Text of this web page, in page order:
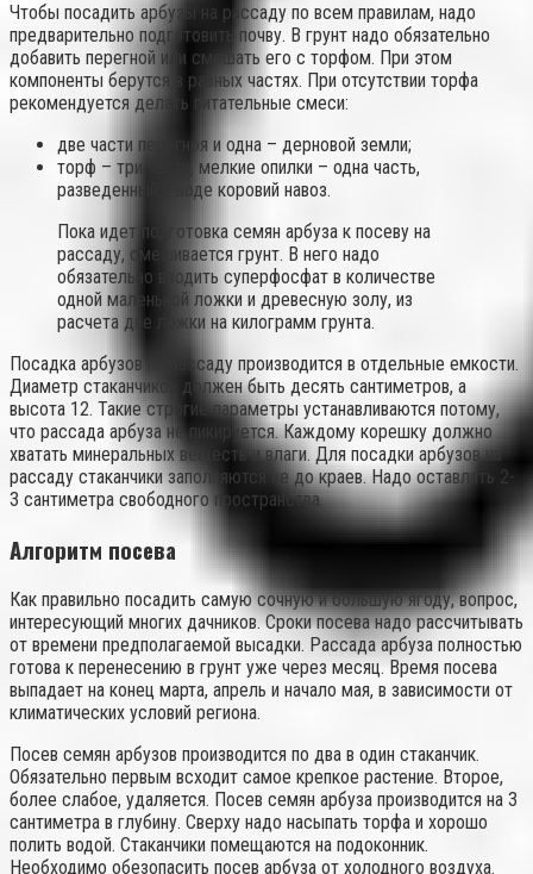
Чтобы посадить арбузы на рассаду по всем правилам, надо
предварительно подготовить почву. В грунт надо обязательно
добавить перегной или смешать его с торфом. При этом
компоненты берутся в равных частях. При отсутствии торфа
рекомендуется делать питательные смеси:
две части перегноя и одна – дерновой земли;
торф – три части, мелкие опилки – одна часть,
разведенный в воде коровий навоз.
Пока идет подготовка семян арбуза к посеву на
рассаду, смешивается грунт. В него надо
обязательно вводить суперфосфат в количестве
одной маленькой ложки и древесную золу, из
расчета две ложки на килограмм грунта.
Посадка арбузов на рассаду производится в отдельные емкости.
Диаметр стаканчиков должен быть десять сантиметров, а
высота 12. Такие строгие параметры устанавливаются потому,
что рассада арбуза не пикируется. Каждому корешку должно
хватать минеральных веществ и влаги. Для посадки арбузов на
рассаду стаканчики заполняются не до краев. Надо оставлять 2-
3 сантиметра свободного пространства.
Алгоритм посева
Как правильно посадить самую сочную и большую ягоду, вопрос,
интересующий многих дачников. Сроки посева надо рассчитывать
от времени предполагаемой высадки. Рассада арбуза полностью
готова к перенесению в грунт уже через месяц. Время посева
выпадает на конец марта, апрель и начало мая, в зависимости от
климатических условий региона.
Посев семян арбузов производится по два в один стаканчик.
Обязательно первым всходит самое крепкое растение. Второе,
более слабое, удаляется. Посев семян арбуза производится на 3
сантиметра в глубину. Сверху надо насыпать торфа и хорошо
полить водой. Стаканчики помещаются на подоконник.
Необходимо обезопасить посев арбуза от холодного воздуха.